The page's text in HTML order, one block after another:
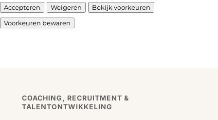
Accepteren Weigeren
Bekijk voorkeuren
Voorkeuren bewaren
COACHING, RECRUITMENT &
TALENTONTWIKKELING